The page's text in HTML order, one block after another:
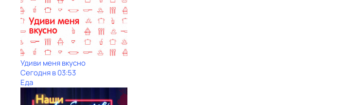
Удиви меня вкусно
Сегодня в 03:53
Еда